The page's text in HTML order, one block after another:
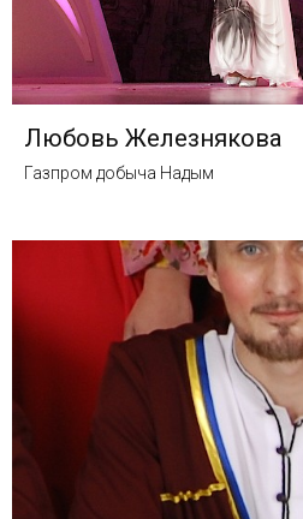
Любовь Железнякова
Газпром добыча Надым